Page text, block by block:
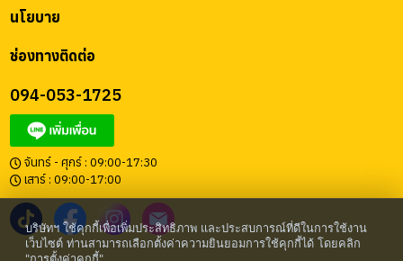
ช่องทางติดต่อ
094-053-1725
จันทร์ - ศุกร์ : 09:00-17:30
เสาร์ : 09:00-17:00
นโยบาย
บริษัทฯ ใช้คุกกี้เพื่อเพิ่มประสิทธิภาพ และประสบการณ์ที่ดีในการใช้งาน
เว็บไซต์ ท่านสามารถเลือกตั้งค่าความยินยอมการใช้คุกกี้ได้ โดยคลิก